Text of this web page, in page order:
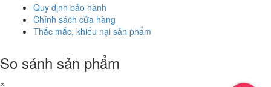
Quy định bảo hành
Chính sách cửa hàng
Thắc mắc, khiếu nại sản phẩm
So sánh sản phẩm
×